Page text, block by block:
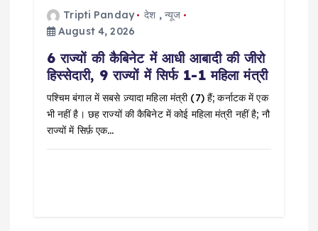
Tripti Panday देश , न्यूज
August 4, 2026
6 राज्यों की कैबिनेट में आधी आबादी की जीरो
हिस्सेदारी, 9 राज्यों में सिर्फ 1-1 महिला मंत्री
पश्चिम बंगाल में सबसे ज़्यादा महिला मंत्री (7) हैं; कर्नाटक में एक
भी नहीं है। छह राज्यों की कैबिनेट में कोई महिला मंत्री नहीं है; नौ
राज्यों में सिर्फ़ एक…